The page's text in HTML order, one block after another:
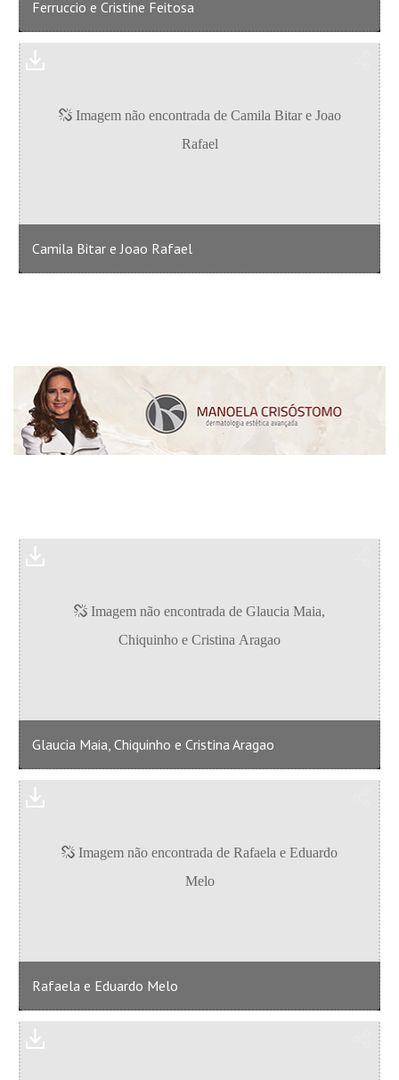
Ferruccio e Cristine Feitosa
Camila Bitar e Joao Rafael
Glaucia Maia, Chiquinho e Cristina Aragao
Rafaela e Eduardo Melo